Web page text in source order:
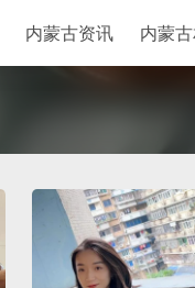
内蒙古资讯 内蒙